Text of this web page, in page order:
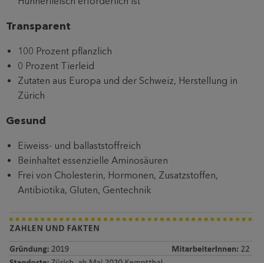
Transparent
100 Prozent pflanzlich
0 Prozent Tierleid
Zutaten aus Europa und der Schweiz, Herstellung in
Zürich
Gesund
Eiweiss- und ballaststoffreich
Beinhaltet essenzielle Aminosäuren
Frei von Cholesterin, Hormonen, Zusatzstoffen,
Antibiotika, Gluten, Gentechnik